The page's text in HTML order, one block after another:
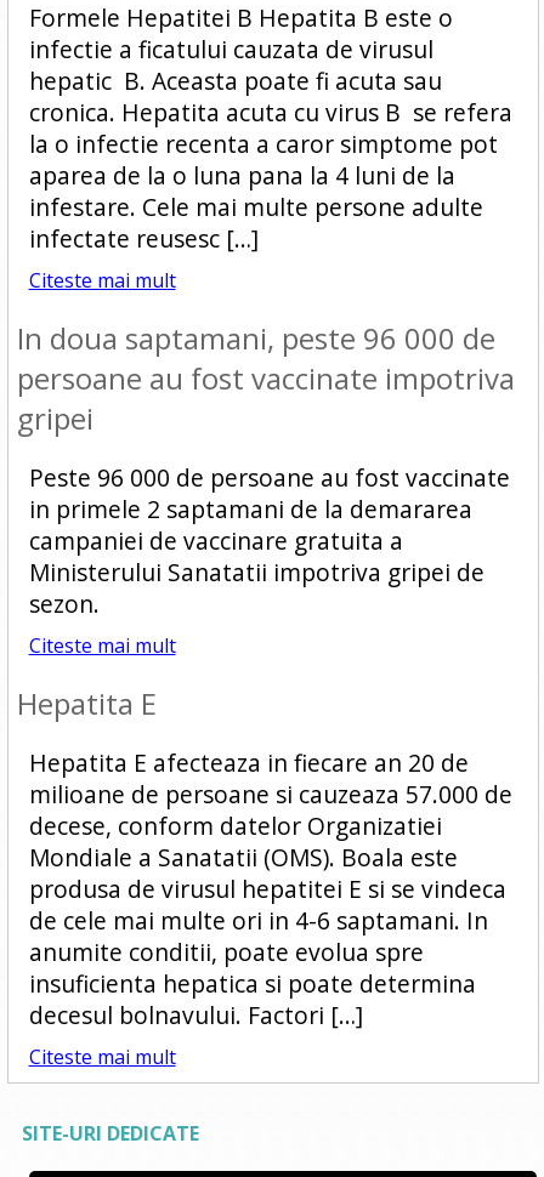
Formele Hepatitei B Hepatita B este o
infectie a ficatului cauzata de virusul
hepatic B. Aceasta poate fi acuta sau
cronica. Hepatita acuta cu virus B se refera
la o infectie recenta a caror simptome pot
aparea de la o luna pana la 4 luni de la
infestare. Cele mai multe persone adulte
infectate reusesc […]
Citeste mai mult
In doua saptamani, peste 96 000 de
persoane au fost vaccinate impotriva
gripei
Peste 96 000 de persoane au fost vaccinate
in primele 2 saptamani de la demararea
campaniei de vaccinare gratuita a
Ministerului Sanatatii impotriva gripei de
sezon.
Citeste mai mult
Hepatita E
Hepatita E afecteaza in fiecare an 20 de
milioane de persoane si cauzeaza 57.000 de
decese, conform datelor Organizatiei
Mondiale a Sanatatii (OMS). Boala este
produsa de virusul hepatitei E si se vindeca
de cele mai multe ori in 4-6 saptamani. In
anumite conditii, poate evolua spre
insuficienta hepatica si poate determina
decesul bolnavului. Factori […]
Citeste mai mult
SITE-URI DEDICATE